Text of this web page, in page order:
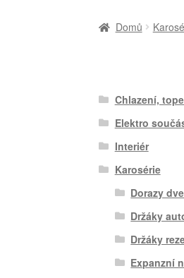
Domů
Chlazení,
Elektro
Interiér
Karosérie
Dorazy
Držáky
Držáky
Expanzní